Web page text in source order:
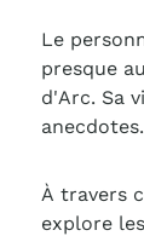
Le
presque
d'Arc. Sa
anecdotes.
À travers
explore